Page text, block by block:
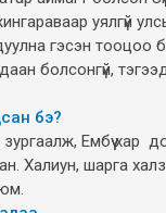
уялгүй
гэсэн тооцоо
болсонгүй, тэгээд
бэ?
Ембүү хар
Халиун, шарга